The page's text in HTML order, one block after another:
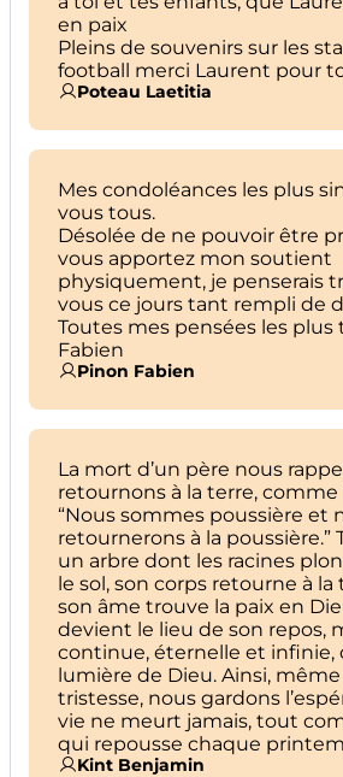
en paix
Pleins de souvenirs sur les
football merci Laurent pour
Poteau Laetitia
Mes condoléances les plus
vous tous.
Désolée de ne pouvoir être
vous apportez mon soutient
physiquement, je penserais
vous ce jours tant rempli de
Toutes mes pensées les plus
Fabien
Pinon Fabien
La mort d’un père nous
retournons à la terre, comme
“Nous sommes poussière et
retournerons à la poussière.”
un arbre dont les racines
le sol, son corps retourne à la
son âme trouve la paix en
devient le lieu de son repos,
continue, éternelle et infinie,
lumière de Dieu. Ainsi, même
tristesse, nous gardons
vie ne meurt jamais, tout
qui repousse chaque
Kint Benjamin